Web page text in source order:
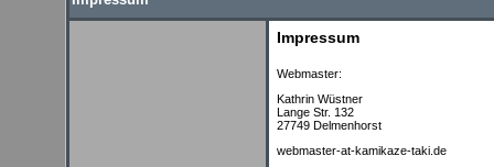
Impressum
Webmaster:
Kathrin Wüstner
Lange Str. 132
27749 Delmenhorst
webmaster-at-kamikaze-taki.de